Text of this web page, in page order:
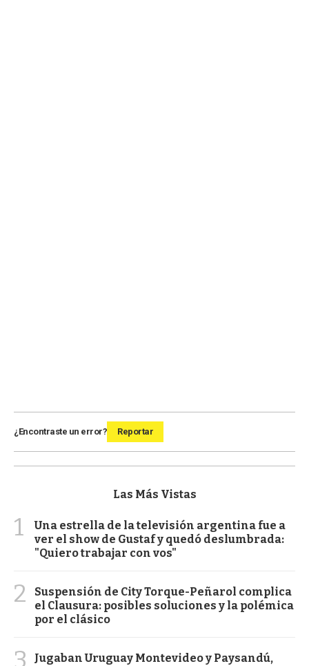
¿Encontraste un error? Reportar
Las Más Vistas
1
Una estrella de la televisión argentina fue a
ver el show de Gustaf y quedó deslumbrada:
"Quiero trabajar con vos"
2
Suspensión de City Torque-Peñarol complica
el Clausura: posibles soluciones y la polémica
por el clásico
3
Jugaban Uruguay Montevideo y Paysandú,